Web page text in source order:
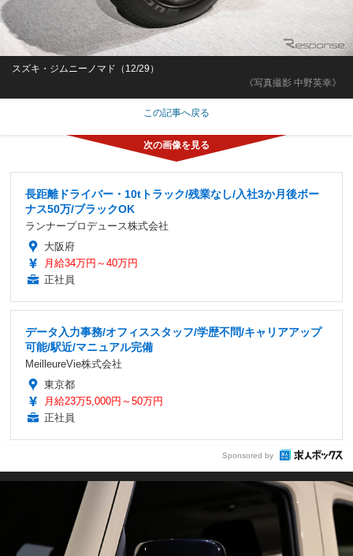
《写真撮影 中野英幸》
スズキ・ジムニーノマド（12/29）
この記事へ戻る
長距離ドライバー・10tトラック/残業なし/入社3か月後ボー
ナス50万/ブラックOK
ランナープロデュース株式会社
大阪府
月給34万円～40万円
正社員
データ入力事務/オフィススタッフ/学歴不問/キャリアアップ
可能/駅近/マニュアル完備
MeilleureVie株式会社
東京都
月給23万5,000円～50万円
正社員
Sponsored by